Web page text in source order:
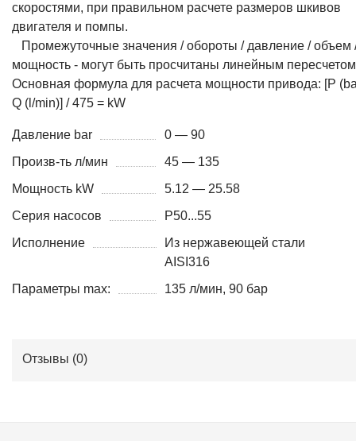
скоростями, при правильном расчете размеров шкивов
двигателя и помпы.
Промежуточные значения / обороты / давление / объем
мощность - могут быть просчитаны линейным
Основная формула для расчета мощности привода: [P
Q (l/min)] / 475 = kW
Давление bar
0 — 90
Произв-ть л/мин
45 — 135
Мощность kW
5.12 — 25.58
Серия насосов
P50...55
Исполнение
Из нержавеющей стали
AISI316
Параметры max:
135 л/мин, 90 бар
Отзывы (0)